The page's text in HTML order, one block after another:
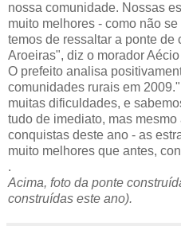
nossa comunidade. Nossas
muito melhores - como não
temos de ressaltar a ponte de
Aroeiras", diz o morador
O prefeito analisa
comunidades rurais em
muitas dificuldades, e
tudo de imediato, mas
conquistas deste ano - as
muito melhores que antes,
.
Acima, foto da ponte
construídas este ano).